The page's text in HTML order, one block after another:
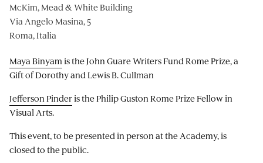
Maya Binyam is the John Guare Writers Fund Rome Prize, a
Gift of Dorothy and Lewis B. Cullman
Jefferson Pinderis the Philip Guston Rome Prize Fellow in
Visual Arts.
This event, to be presented in person at the Academy, is
closed to the public.
McKim, Mead & White Building
Via Angelo Masina, 5
Roma, Italia